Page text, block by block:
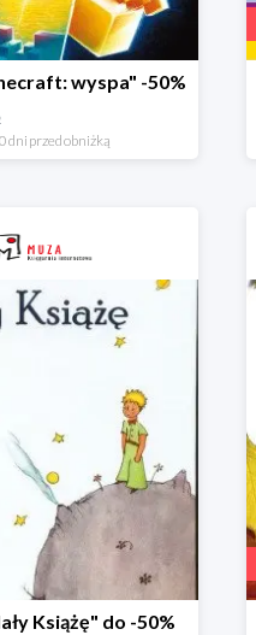
wyspa" -50%
dni przed obniżką
Książę" do -50%